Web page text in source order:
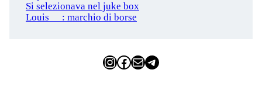
Si selezionava nel juke box
Louis __: marchio di borse
InstagramFacebook Email Telegram